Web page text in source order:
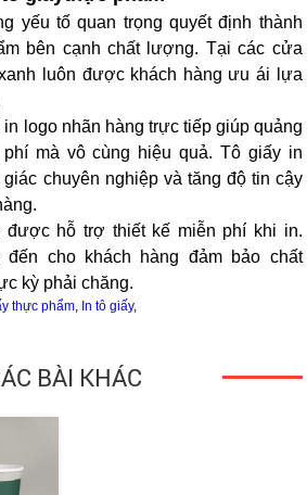
yếu tố quan trọng quyết định thành
bên cạnh chất lượng. Tại các cửa
luôn được khách hàng ưu ái lựa
logo nhãn hàng trực tiếp giúp quảng
mà vô cùng hiệu quả. Tô giấy in
giác chuyên nghiệp và tăng độ tin cậy
được hỗ trợ thiết kế miễn phí khi in.
đến cho khách hàng đảm bảo chất
kỳ phải chăng.
thực phẩm, In tô giấy,
BÀI KHÁC